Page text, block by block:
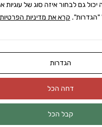
גם לבחור איזה סוג של עוגיות
"הגדרות". קרא את מדיניות
הגדרות
דחה הכל
קבל הכל